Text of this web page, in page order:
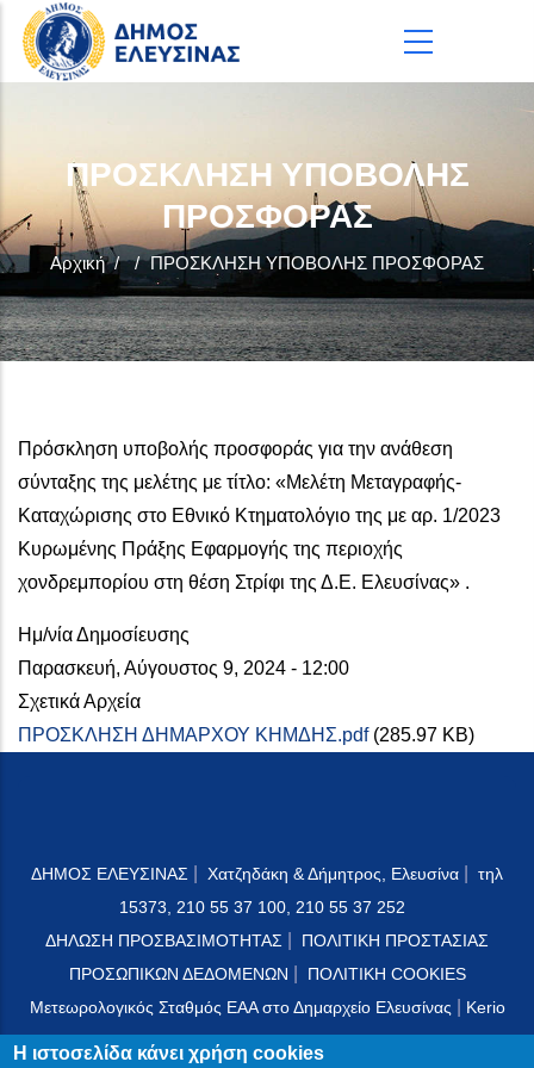
Παράκαμψη προς το κυρίως περιεχόμενο
ΠΡΟΣΚΛΗΣΗ ΥΠΟΒΟΛΗΣ
ΠΡΟΣΦΟΡΑΣ
Αρχική / / ΠΡΟΣΚΛΗΣΗ ΥΠΟΒΟΛΗΣ ΠΡΟΣΦΟΡΑΣ
Πρόσκληση υποβολής προσφοράς για την ανάθεση
σύνταξης της μελέτης με τίτλο: «Μελέτη Μεταγραφής-
Καταχώρισης στο Εθνικό Κτηματολόγιο της με αρ. 1/2023
Κυρωμένης Πράξης Εφαρμογής της περιοχής
χονδρεμπορίου στη θέση Στρίφι της Δ.Ε. Ελευσίνας» .
Ημ/νία Δημοσίευσης
Παρασκευή, Αύγουστος 9, 2024 - 12:00
Σχετικά Αρχεία
ΠΡΟΣΚΛΗΣΗ ΔΗΜΑΡΧΟΥ ΚΗΜΔΗΣ.pdf (285.97 KB)
ΔΗΜΟΣ ΕΛΕΥΣΙΝΑΣ Χατζηδάκη & Δήμητρος, Ελευσίνα
τηλ
15373, 210 55 37 100, 210 55 37 252
ΔΗΛΩΣΗ ΠΡΟΣΒΑΣΙΜΟΤΗΤΑΣ
ΠΟΛΙΤΙΚΗ ΠΡΟΣΤΑΣΙΑΣ
ΠΡΟΣΩΠΙΚΩΝ ΔΕΔΟΜΕΝΩΝ
ΠΟΛΙΤΙΚΗ COOKIES
Μετεωρολογικός Σταθμός ΕΑΑ στο Δημαρχείο Ελευσίνας
Kerio
Mail Server
Η ιστοσελίδα κάνει χρήση cookies